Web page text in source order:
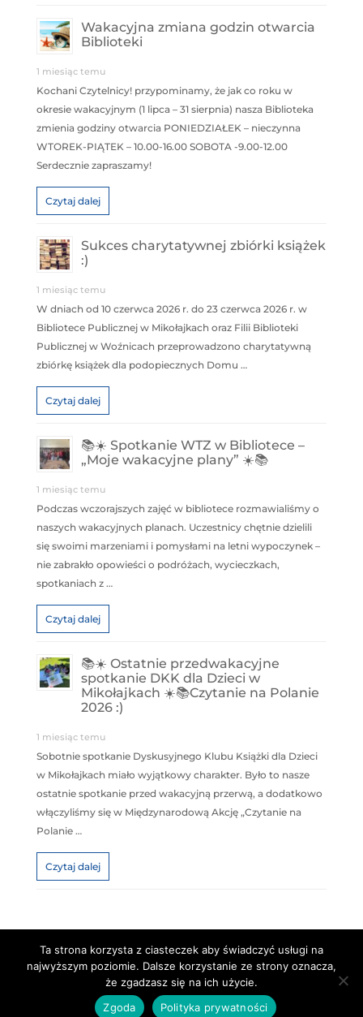
Wakacyjna zmiana godzin otwarcia
Biblioteki
1 miesiąc temu
Kochani Czytelnicy! przypominamy, że jak co roku w
okresie wakacyjnym (1 lipca – 31 sierpnia) nasza Biblioteka
zmienia godziny otwarcia PONIEDZIAŁEK – nieczynna
WTOREK-PIĄTEK – 10.00-16.00 SOBOTA -9.00-12.00
Serdecznie zapraszamy!
Czytaj dalej
Sukces charytatywnej zbiórki książek
:)
1 miesiąc temu
W dniach od 10 czerwca 2026 r. do 23 czerwca 2026 r. w
Bibliotece Publicznej w Mikołajkach oraz Filii Biblioteki
Publicznej w Woźnicach przeprowadzono charytatywną
zbiórkę książek dla podopiecznych Domu …
Czytaj dalej
📚☀️ Spotkanie WTZ w Bibliotece –
„Moje wakacyjne plany” ☀️📚
1 miesiąc temu
Podczas wczorajszych zajęć w bibliotece rozmawialiśmy o
naszych wakacyjnych planach. Uczestnicy chętnie dzielili
się swoimi marzeniami i pomysłami na letni wypoczynek –
nie zabrakło opowieści o podróżach, wycieczkach,
spotkaniach z …
Czytaj dalej
📚☀️ Ostatnie przedwakacyjne
spotkanie DKK dla Dzieci w
Mikołajkach ☀️📚Czytanie na Polanie
2026 :)
1 miesiąc temu
Sobotnie spotkanie Dyskusyjnego Klubu Książki dla Dzieci
w Mikołajkach miało wyjątkowy charakter. Było to nasze
ostatnie spotkanie przed wakacyjną przerwą, a dodatkowo
włączyliśmy się w Międzynarodową Akcję „Czytanie na
Polanie …
Czytaj dalej
Copyright © Centrum Kultury "Kłobuk"
PROJEKT I REALIZACJA:NUMITOR.pl
Ta strona korzysta z ciasteczek aby świadczyć usługi na
najwyższym poziomie. Dalsze korzystanie ze strony oznacza,
że zgadzasz się na ich użycie.
Zgoda
Polityka prywatności